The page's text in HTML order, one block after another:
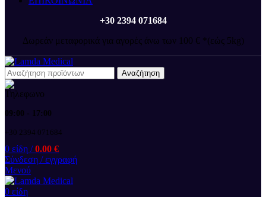
+30 2394 071684
Δωρεάν μεταφορικά για αγορές άνω των 100 € *(εώς 5kg)
Αναζήτηση
09:00 - 17:00
+30 2394 071684
0 είδη / 0.00 €
Σύνδεση / εγγραφή
Μενού
0 είδη